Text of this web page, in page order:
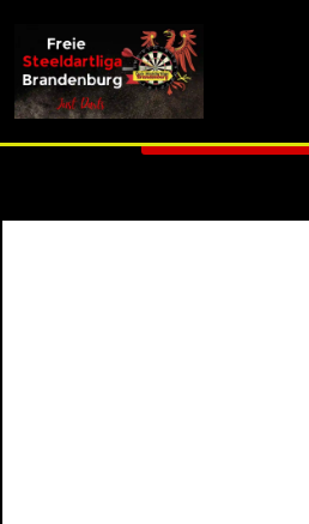
info (at) fsdl-brandenburg.de
3. Liga L -